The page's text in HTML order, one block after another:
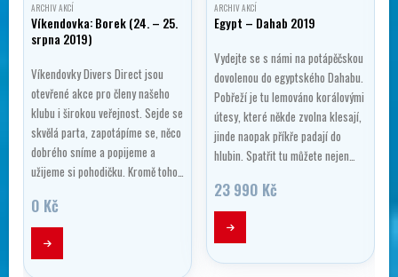
ARCHIV AKCÍ
Víkendovka: Borek (24. – 25.
srpna 2019)
Víkendovky Divers Direct jsou
otevřené akce pro členy našeho
klubu i širokou veřejnost. Sejde se
skvělá parta, zapotápíme se, něco
dobrého sníme a popijeme a
užijeme si pohodičku. Kromě toho…
0 Kč
Tento produkt má více variant. Možnosti lze vybrat na stránce produktu
ARCHIV AKCÍ
Egypt – Dahab 2019
Vydejte se s námi na potápěčskou
dovolenou do egyptského Dahabu.
Pobřeží je tu lemováno korálovými
útesy, které někde zvolna klesají,
jinde naopak příkře padají do
hlubin. Spatřit tu můžete nejen…
23 990 Kč